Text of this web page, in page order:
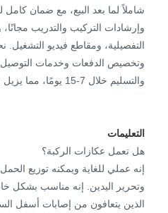
وإرشادات التركيب والتدريب مجانًا،
التفصيلية، ومقاطع فيديو التشغيل.
وتخصيص الدفعات وخدمات التوصيل
والتسليم خلال 7-15 يومًا، مما يزيل مخاوف العملاء بعد الشراء.
التعليمات
هل تعمل عكازات الركبة؟
إنه عملي للغاية ويمكنه توزيع
وتحرير اليدين. إنه مناسب بشكل
الذين يتعافون من إصابات أسفل